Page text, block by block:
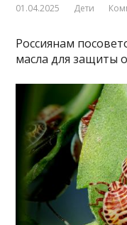
01.04.2025 Дети
Россиянам
масла для защиты